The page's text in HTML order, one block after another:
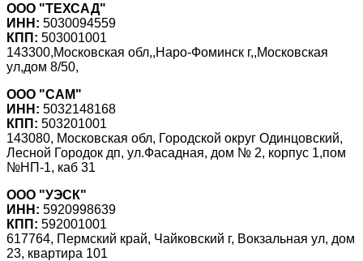
ООО "ТЕХСАД"
ИНН: 5030094559
КПП: 503001001
143300,Московская обл,,Наро-Фоминск г,,Московская
ул,дом 8/50,
ООО "САМ"
ИНН: 5032148168
КПП: 503201001
143080, Московская обл, Городской округ Одинцовский,
Лесной Городок дп, ул.Фасадная, дом № 2, корпус 1,пом
№НП-1, каб 31
ООО "УЭСК"
ИНН: 5920998639
КПП: 592001001
617764, Пермский край, Чайковский г, Вокзальная ул, дом
23, квартира 101